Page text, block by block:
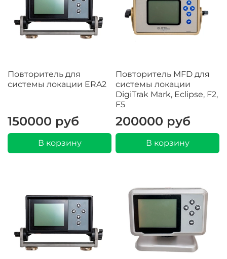
Повторитель для
системы локации ERA2
150000 руб
В корзину
Повторитель MFD для
системы локации
DigiTrak Mark, Eclipse, F2,
F5
200000 руб
В корзину